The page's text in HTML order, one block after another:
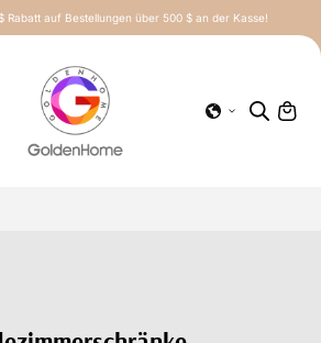
Rabatt auf Bestellungen über 500 $ an der Kasse!